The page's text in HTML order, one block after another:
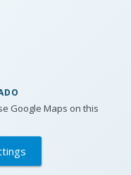
Google Maps on this